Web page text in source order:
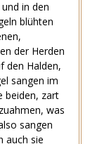
in den
blühten
der Herden
den Halden,
sangen im
beiden, zart
was
sangen
auch sie